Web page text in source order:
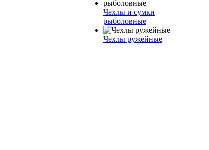
Чехлы и сумки
рыболовные
Чехлы ружейные